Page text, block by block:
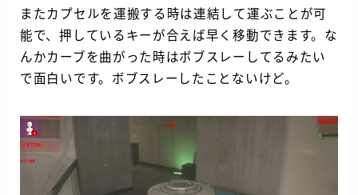
またカプセルを運搬する時は連結して運ぶことが可
能で、押しているキーが合えば早く移動できます。な
んかカーブを曲がった時はボブスレーしてるみたい
で面白いです。ボブスレーしたことないけど。